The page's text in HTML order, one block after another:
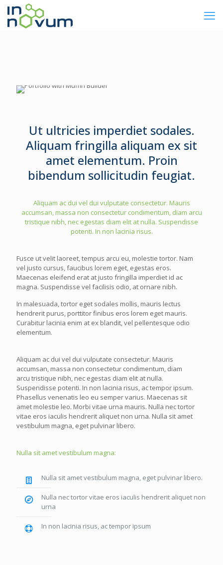
Ut ultricies imperdiet sodales.
Aliquam fringilla aliquam ex sit
amet elementum. Proin
bibendum sollicitudin feugiat.
Aliquam ac dui vel dui vulputate consectetur. Mauris
accumsan, massa non consectetur condimentum, diam arcu
tristique nibh, nec egestas diam elit at nulla. Suspendisse
potenti. In non lacinia risus.
Fusce ut velit laoreet, tempus arcu eu, molestie tortor. Nam
vel justo cursus, faucibus lorem eget, egestas eros.
Maecenas eleifend erat at justo fringilla imperdiet id ac
magna. Suspendisse vel facilisis odio, at ornare nibh.
In malesuada, tortor eget sodales mollis, mauris lectus
hendrerit purus, porttitor finibus eros lorem eget mauris.
Curabitur lacinia enim at ex blandit, vel pellentesque odio
elementum.
Aliquam ac dui vel dui vulputate consectetur. Mauris
accumsan, massa non consectetur condimentum, diam
arcu tristique nibh, nec egestas diam elit at nulla.
Suspendisse potenti. In non lacinia risus, ac tempor ipsum.
Phasellus venenatis leo eu semper varius. Maecenas sit
amet molestie leo. Morbi vitae urna mauris. Nulla nec tortor
vitae eros iaculis hendrerit aliquet non urna. Nulla sit amet
vestibulum magna, eget pulvinar libero.
Nulla sit amet vestibulum magna:
Nulla sit amet vestibulum magna, eget pulvinar libero.
Nulla nec tortor vitae eros iaculis hendrerit aliquet non
urna
In non lacinia risus, ac tempor ipsum